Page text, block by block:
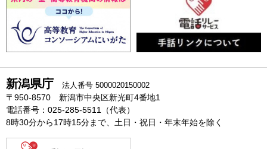
新潟県庁 法人番号 5000020150002
〒950-8570 新潟市中央区新光町4番地1
電話番号：025-285-5511（代表）
8時30分から17時15分まで、土日・祝日・年末年始を除く